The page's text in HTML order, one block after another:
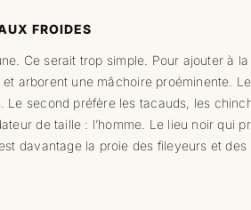
FROIDES
Ce serait trop simple. Pour ajouter à
et arborent une mâchoire proéminente.
Le second préfère les tacauds, les
de taille : l’homme. Le lieu noir qui
davantage la proie des fileyeurs et des